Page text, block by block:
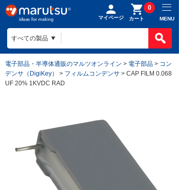
マイページ カート
0
MENU
電子部品・半導体通販のマルツオンライン > 電子部品 > コン
デンサ（DigiKey）
> フィルムコンデンサ > CAP FILM 0.068
UF 20% 1KVDC RAD